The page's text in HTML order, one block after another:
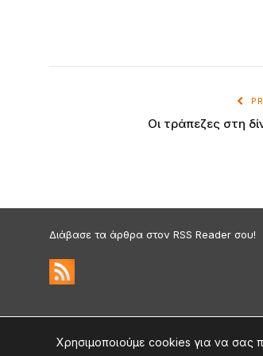
Οι τράπεζες στη
Διάβασε τα άρθρα στον RSS Reader σου!
©2026 medium.gr | Designed &
Χρησιμοποιούμε cookies για να σας